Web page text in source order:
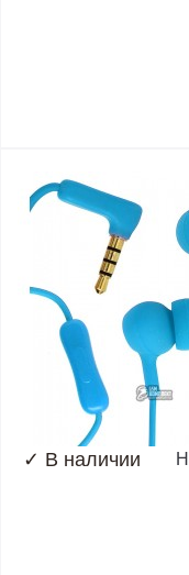
✓ В наличии